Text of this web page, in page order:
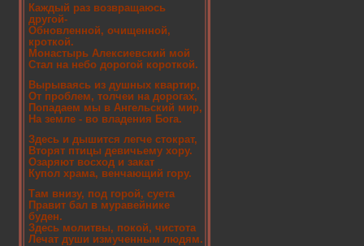
Каждый раз возвращаюсь
другой-
Обновленной, очищенной,
кроткой.
Монастырь Алексиевский мой
Стал на небо дорогой короткой.
Вырываясь из душных квартир,
От проблем, толчеи на дорогах,
Попадаем мы в Ангельский мир,
На земле - во владения Бога.
Здесь и дышится легче стократ,
Вторят птицы девичьему хору.
Озаряют восход и закат
Купол храма, венчающий гору.
Там внизу, под горой, суета
Правит бал в муравейнике
буден.
Здесь молитвы, покой, чистота
Лечат души измученным людям.